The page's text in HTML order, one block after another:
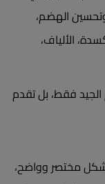
وتحسين الهضم،
الألياف،
الجيد فقط، بل تقدم
مختصر وواضح،